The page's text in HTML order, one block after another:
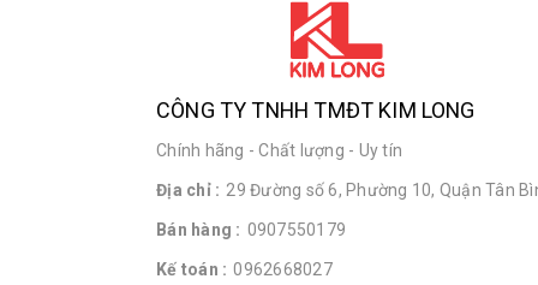
CÔNG TY TNHH TMĐT KIM LONG
Chính hãng - Chất lượng - Uy tín
Địa chỉ : 29 Đường số 6, Phường 10, Quận Tân
Bán hàng : 0907550179
Kế toán : 0962668027